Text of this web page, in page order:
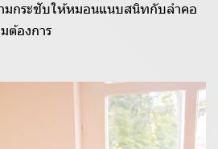
มกระชับให้หมอนแนบสนิทกับลำคอ
ต้องการ